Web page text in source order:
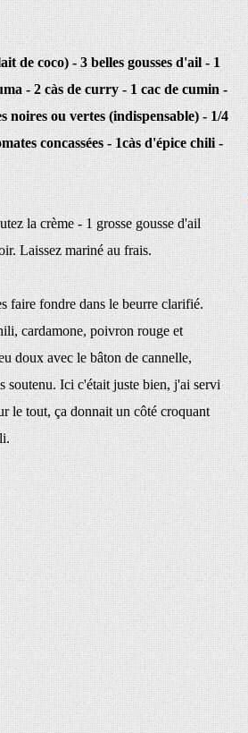
de coco) - 3 belles gousses d'ail - 1
- 2 càs de curry - 1 cac de cumin -
noires ou vertes (indispensable) - 1/4
concassées - 1càs d'épice chili -
la crème - 1 grosse gousse d'ail
Laissez mariné au frais.
faire fondre dans le beurre clarifié.
cardamone, poivron rouge et
doux avec le bâton de cannelle,
soutenu. Ici c'était juste bien, j'ai servi
le tout, ça donnait un côté croquant